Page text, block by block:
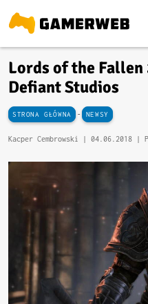
Lords of the Fallen
Defiant Studios
STRONA GŁÓWNA - NEWSY
Kacper Cembrowski | 04.06.2018 |